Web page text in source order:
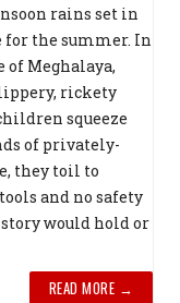
rains set in
the summer. In
Meghalaya,
rickety
squeeze
of privately-
they toil to
and no safety
would hold or
READ MORE →